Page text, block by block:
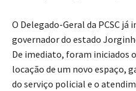
O Delegado-Geral da PCSC
governador do estado
De imediato, foram iniciados
locação de um novo espaço,
do serviço policial e o